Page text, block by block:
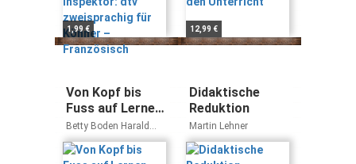
1,99 € 12,99 €
Von Kopf bis
Fuss auf Lernen
eingestellt: Ein
munteres
Lernhandbuch
Betty Boden Harald
Gross
Didaktische
Reduktion
Martin Lehner